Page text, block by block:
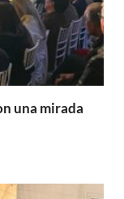
una mirada